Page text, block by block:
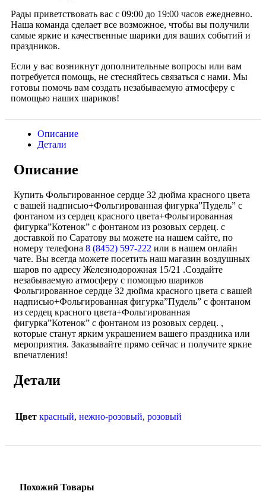
Рады приветствовать вас с 09:00 до 19:00 часов ежедневно.
Наша команда сделает все возможное, чтобы вы получили
самые яркие и качественные шарики для ваших событий и
праздников.
Если у вас возникнут дополнительные вопросы или вам
потребуется помощь, не стесняйтесь связаться с нами. Мы
готовы помочь вам создать незабываемую атмосферу с
помощью наших шариков!
Описание
Детали
Описание
Купить Фольгированное сердце 32 дюйма красного цвета
с вашей надписью+Фольгированная фигурка”Пудель” с
фонтаном из сердец красного цвета+Фольгированная
фигурка”Котенок” с фонтаном из розовых сердец. с
доставкой по Саратову вы можете на нашем сайте, по
номеру телефона 8 (8452) 597-222 или в нашем онлайн
чате. Вы всегда можете посетить наш магазин воздушных
шаров по адресу Железнодорожная 15/21 .Создайте
незабываемую атмосферу с помощью шариков
Фольгированное сердце 32 дюйма красного цвета с вашей
надписью+Фольгированная фигурка”Пудель” с фонтаном
из сердец красного цвета+Фольгированная
фигурка”Котенок” с фонтаном из розовых сердец. ,
которые станут ярким украшением вашего праздника или
мероприятия. Заказывайте прямо сейчас и получите яркие
впечатления!
Детали
Цвет красный, нежно-розовый, розовый
Похожий Товары